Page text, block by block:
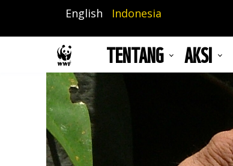
isi
English Indonesia
TENTANG AKSI